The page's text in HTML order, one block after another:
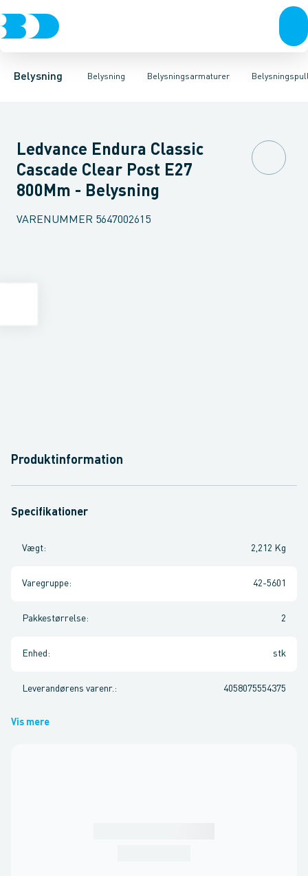
Belysning Belysning
Belysning Belysningsarmaturer
LyskilderBelysningsarmaturerLysstyringTilbehør til
PendlerIndustriarmatur og halbelysningArmaturer for vej og
Ledvance Endura Classic
Cascade Clear Post E27
800Mm - Belysning
VARENUMMER 5647002615
Produktinformation
Specifikationer
Vægt: 2,212 Kg
Varegruppe: 42-5601
Pakkestørrelse: 2
Enhed : stk
Leverandørens varenr. : 4058075554375
Vis mere